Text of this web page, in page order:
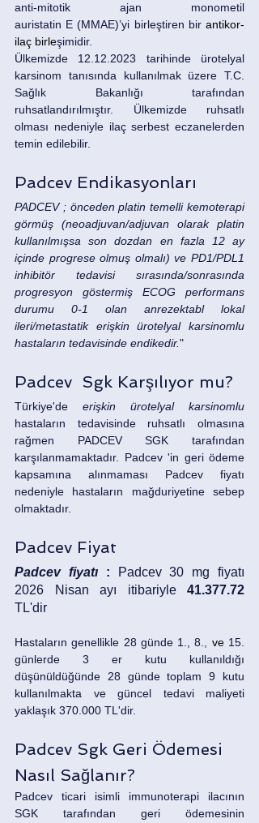
anti-mitotik ajan monometil
auristatin E (MMAE)’yi birleştiren bir antikor-
ilaç birleşimidir.
Ülkemizde 12.12.2023 tarihinde ürotelyal
karsinom tanısında kullanılmak üzere T.C.
Sağlık Bakanlığı tarafından
ruhsatlandırılmıştır. Ülkemizde ruhsatlı
olması nedeniyle ilaç serbest eczanelerden
temin edilebilir.
Padcev Endikasyonları
PADCEV ; önceden platin temelli kemoterapi
görmüş (neoadjuvan/adjuvan olarak platin
kullanılmışsa son dozdan en fazla 12 ay
içinde progrese olmuş olmalı) ve PD1/PDL1
inhibitör tedavisi sırasında/sonrasında
progresyon göstermiş ECOG performans
durumu 0-1 olan anrezektabl lokal
ileri/metastatik erişkin ürotelyal karsinomlu
hastaların tedavisinde endikedir."
Padcev  Sgk Karşılıyor mu?
Türkiye'de
hastaların tedavisinde ruhsatlı olmasına
rağmen PADCEV SGK tarafından
karşılanmamaktadır. Padcev 'in geri ödeme
kapsamına alınmaması Padcev fiyatı
nedeniyle hastaların mağduriyetine sebep
olmaktadır.
Padcev Fiyat
Padcev fiyatı :
Padcev 30 mg fiyatı
2026 Nisan ayı itibariyle
TL'dir
Hastaların genellikle 28 günde 1., 8., ve 15.
günlerde 3 er kutu kullanıldığı
düşünüldüğünde 28 günde toplam 9 kutu
kullanılmakta ve güncel tedavi maliyeti
yaklaşık 370.000 TL'dir.
Padcev Sgk Geri Ödemesi
Nasıl Sağlanır?
Padcev ticari isimli immunoterapi ilacının
SGK tarafından geri ödemesinin